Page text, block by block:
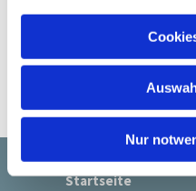
l
Nur
Startseite